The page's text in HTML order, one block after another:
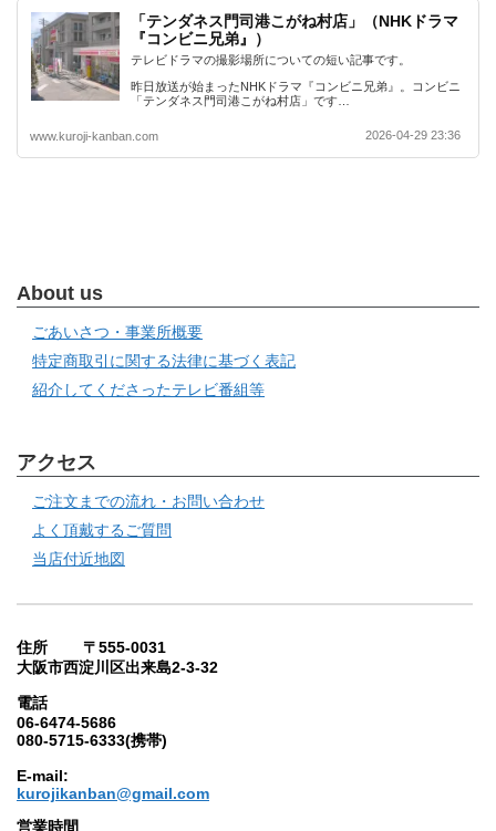
「テンダネス門司港こがね村店」（NHKドラマ
『コンビニ兄弟』）
テレビドラマの撮影場所についての短い記事です。
昨日放送が始まったNHKドラマ『コンビニ兄弟』。コンビニ
「テンダネス門司港こがね村店」です…
www.kuroji-kanban.com 2026-04-29 23:36
About us
ごあいさつ・事業所概要
特定商取引に関する法律に基づく表記
紹介してくださったテレビ番組等
アクセス
ご注文までの流れ・お問い合わせ
よく頂戴するご質問
当店付近地図
住所 〒555-0031
大阪市西淀川区出来島2-3-32
電話
06-6474-5686
080-5715-6333(携帯)
E-mail:
kurojikanban@gmail.com
営業時間